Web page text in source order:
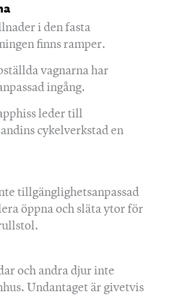
i den fasta
finns ramper.
vagnarna har
ingång.
leder till
cykelverkstad en
tillgänglighetsanpassad
öppna och släta ytor för
och andra djur inte
Undantaget är givetvis